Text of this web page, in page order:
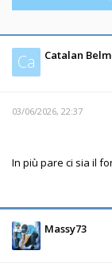
Ca Catalan
03/06/2026, 22:37
In più pare ci sia il
Massy73